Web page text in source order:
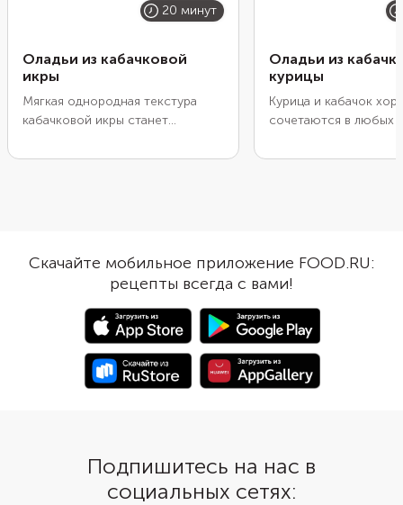
20 минут
Оладьи из кабачковой
икры
Мягкая однородная текстура
кабачковой икры станет
оладьи. Она придаст им
сочетаются с колбасами,
сырами, мясным паштетом и
пикантными соусами. Есть их
можно как в горячем, так и в
холодном виде.
Оладьи из
курицы
Курица и кабачок
сочетаются в любых
питательными и
ингредиенты. Дайте
немного постоять,
активировалась
Масса станет более
и будет лучше
Сметана
только в тесте, но и
Скачайте мобильное приложение FOOD.RU:
рецепты всегда с вами!
Подпишитесь на нас в
социальных сетях: